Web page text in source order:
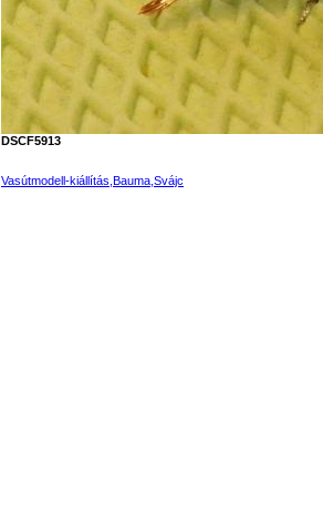
DSCF5913
Vasútmodell-kiállítás,Bauma,Svájc